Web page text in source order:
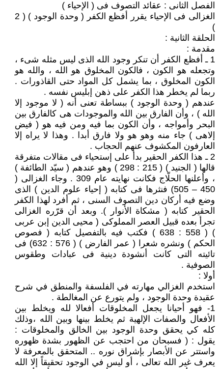
الفصل الثانى : عقائد التصوف فى ( الإحياء )
الغزالى فى الإحياء يقرر أفظع الكفر ( وحدة الوجود ) ( 2
)
الحلقة الثانية :
مقدمة :
1 ـ أفظع الكفر أن تنكر وجود الله الذى ليس مثله شىء ،
وتجعله هو الكون ، فالكون المخلوق هو الله ، والله هو
الكون المخلوق ، بما يشمل كل المواد حتى القاذورات .
ربما لم يخطر هذا الكفر على ذهن إبليس نفسه .
عندهم ( وحدة الوجود ) ببساطة تعنى أنه ( لا موجود إلا
الله ) ، وأن الفارق بين الله والموجودات هى كالفارق بين
البحر وأمواجه ، وأن الكون بما فيه ومن فيه هو ( فيض
إلاهى ) جاء منه وهو هو ولا فارق أبدا . وهذا لا يراه إلا
العارفون المكشوف عنهم الحجاب .
2 ـ هذا الكفر الحقير بدأ على إستحياء فى مقالات متفرقة
قالها ( الجنيد ) ( 215 : 298 ) وهو عندهم ( سيّد الطائفة )
، وأعلنها الحلّاج فكانت نهايته عام 309 . وجاء الغزالى (
450 – 505) فنثرها فى كتابه ( إحياء علوم الدين ) الذى
وضع فيه أركان دين التصوف السنى ، ثم أفرد لهذا الكفر
الحقير كتابه ( مشكاة الأنوار ). وبعد أن قرّره الغزالى
تجرأ بعده قبيل العصر المملوكى ( محيى الدين إبن عربى
) ( 558 : 638 ) فكتب فيه بالتفصيل كتابه ( فصوص
الحكم ) ونشره شعرا ( عمر الفارض ) ( 576 : 632) فى
تائيته التى كانت أنشودة دينية فى عبادات وطقوس
الصوفية .
أولا :
استخدم الغزالي مهارته في الفلسفة والمنطق في شرح
عقيدة وحدة الوجود ، ولم يتورع عن المغالطة .
1- فهو أحيانا يجعل المخلوقات أفعالا لله ويخلط بين
الأفعال والصفات الإلهية ثم يخلط بينها وبين الله ،وذلك
كله كي يحقق وحدة الوجود بين الخالق والمخلوقات :
يقول : ( فسبحان من احتجب عن الظهور بشدة ظهوره
واستتر عن الأبصار بإشراق نوره .. المتحقق بالمعرفة لا
يعرف غير الله تعالى ، أو ليس في الوجود تحقيقاً إلا الله